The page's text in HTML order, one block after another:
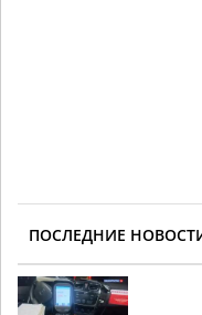
ПОСЛЕДНИЕ